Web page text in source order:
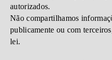
autorizados.
Não compartilhamos
publicamente ou com
lei.